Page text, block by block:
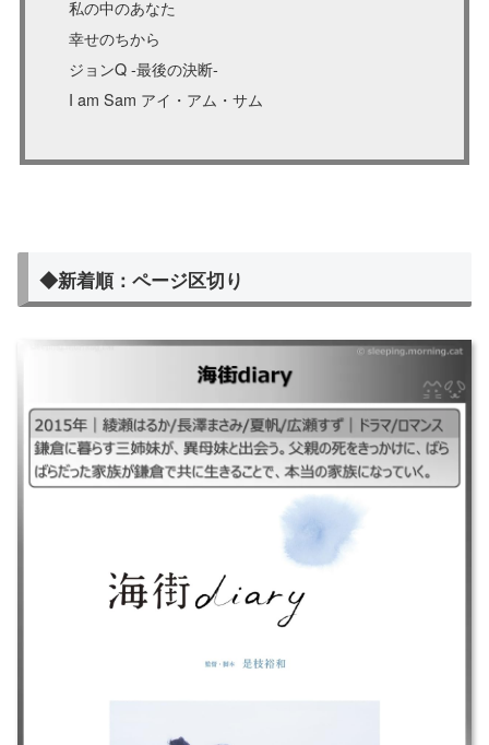
私の中のあなた
幸せのちから
ジョンQ -最後の決断-
I am Sam アイ・アム・サム
◆新着順：ページ区切り
｜#海街ダイアリー#海街ダイヤリー## ｜2015年｜綾瀬はるか/長澤まさ
み/夏帆/広瀬すず｜ドラマ/ロマンス ｜鎌倉に暮らす三姉妹が、異母妹と出
会う。父親の死をきっかけに、ばらばらだった家族が鎌倉で共に生きるこ
とで、本当の家族になっていく。